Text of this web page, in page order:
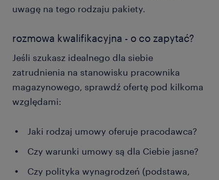
uwagę na tego rodzaju pakiety.
rozmowa kwalifikacyjna - o co zapytać?
Jeśli szukasz idealnego dla siebie
zatrudnienia na stanowisku pracownika
magazynowego, sprawdź ofertę pod kilkoma
względami:
Jaki rodzaj umowy oferuje pracodawca?
Czy warunki umowy są dla Ciebie jasne?
Czy polityka wynagrodzeń (podstawa,